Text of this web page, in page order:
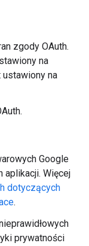
zgody OAuth.
na
na
Google
aplikacji. Więcej
dotyczących
.
prywatności